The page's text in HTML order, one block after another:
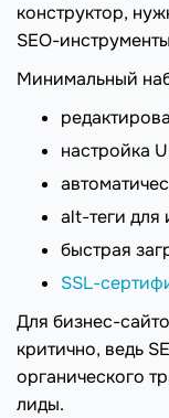
конструктор,
SEO-
Минимальный
настройка
alt-теги для
быстрая
SSL-
Для бизнес-
критично, ведь
органического
лиды.